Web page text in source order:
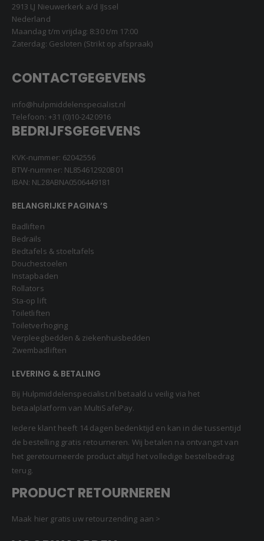
2913 LJ Nieuwerkerk a/d IJssel
Nederland
Maandag t/m vrijdag: 8:30 t/m 17:00
Zaterdag: Gesloten (Strikt op afspraak)
CONTACTGEGEVENS
info@hulpmiddelenspecialist.nl
Telefoon: +31 (0)10-2420916
BEDRIJFSGEGEVENS
KVK-nummer: 62042556
BTW-nummer: NL854612920B01
IBAN: NL28ABNA0506449181
BELANGRIJKE PAGINA’S
Badliften
Bedrails
Bedtafels & stoeltafels
Douchestoelen
Instapbaden
Rollators
Sta-op lift
Toiletliften
Toiletverhoging
Verpleegbedden & ziekenhuisbedden
Zwembadliften
LEVERING & BETALING
Bij Hulpmiddelenspecialist.nl betaald u veilig via het
betaalplatform van MultiSafePay.
Iedere klant heeft 14 dagen bedenktijd en kan in die tussentijd
de bestelling gratis retourneren. Wij betalen na ontvangst van
het geretourneerde product altijd het volledige bestelbedrag
terug.
PRODUCT RETOURNEREN
Maak hier gratis uw retourzending aan >